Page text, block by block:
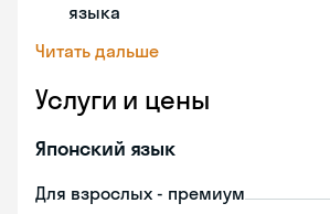
языка
Читать дальше
Услуги и цены
Японский язык
Для взрослых - премиум